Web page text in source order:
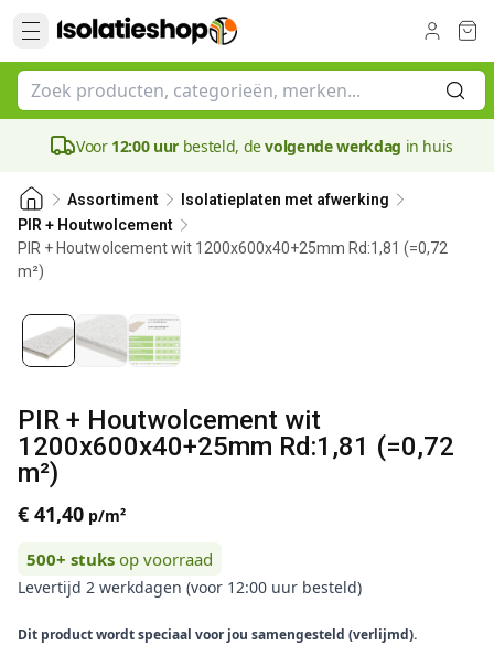
Voor 12:00 uur besteld, devolgende werkdag in huis
Assortiment
Isolatieplaten met afwerking
PIR + Houtwolcement
PIR + Houtwolcement wit 1200x600x40+25mm Rd:1,81 (=0,72
m²)
PIR + Houtwolcement wit
1200x600x40+25mm Rd:1,81 (=0,72
m²)
€ 41,40 p/m²
500+ stuks op voorraad
Levertijd 2 werkdagen (voor 12:00 uur besteld)
Dit product wordt speciaal voor jou samengesteld (verlijmd).